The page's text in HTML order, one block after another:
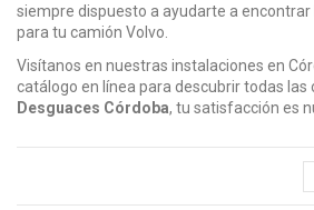
siempre dispuesto a ayudarte a encontrar
para tu camión Volvo.
Visítanos en nuestras instalaciones en
catálogo en línea para descubrir todas las
Desguaces Córdoba, tu satisfacción es